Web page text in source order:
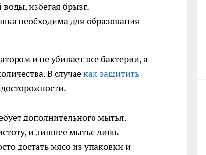
избегая брызг.
необходима для образования
и не убивает все бактерии, а
В случаекак защитить
дополнительного мытья.
и лишнее мытье лишь
достать мясо из упаковки и